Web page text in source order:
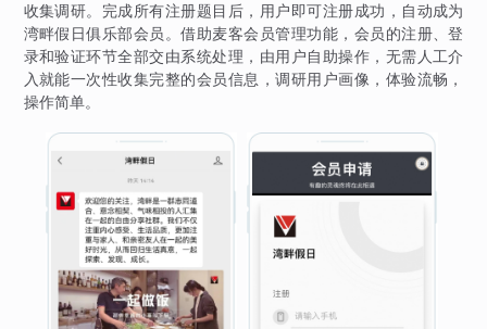
收集调研。完成所有注册题目后，用户即可注册成功，自动成为
湾畔假日俱乐部会员。借助麦客会员管理功能，会员的注册、登
录和验证环节全部交由系统处理，由用户自助操作，无需人工介
入就能一次性收集完整的会员信息，调研用户画像，体验流畅，
操作简单。